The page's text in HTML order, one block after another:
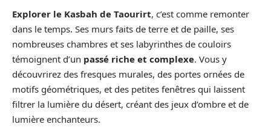
Explorer le Kasbah de Taourirt, c’est comme remonter
dans le temps. Ses murs faits de terre et de paille, ses
nombreuses chambres et ses labyrinthes de couloirs
témoignent d’un passé riche et complexe. Vous y
découvrirez des fresques murales, des portes ornées de
motifs géométriques, et des petites fenêtres qui laissent
filtrer la lumière du désert, créant des jeux d’ombre et de
lumière enchanteurs.